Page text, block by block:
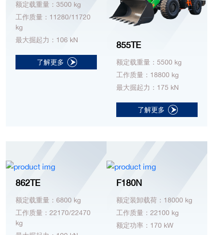
额定载重量：3500 kg
工作质量：11280/11720
kg
最大掘起力：106 kN
了解更多
855TE
额定载重量：5500 kg
工作质量：18800 kg
最大掘起力：175 kN
了解更多
862TE
额定载重量：6800 kg
工作质量：22170/22470
kg
F180N
额定装卸载荷：18000 kg
工作质量：22100 kg
额定功率：170 kW